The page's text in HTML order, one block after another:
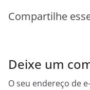
Compartilhe
Deixe um
O seu endereço de